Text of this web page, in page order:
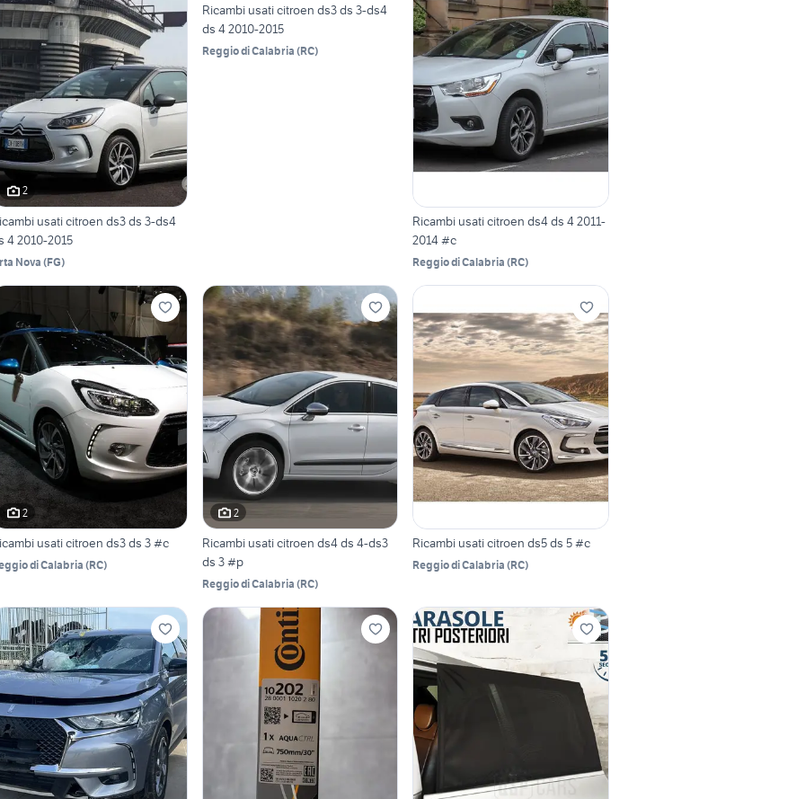
2
usati citroen ds3 ds 3-ds4
4 2010-2015
Nova (FG)
Ricambi usati citroen ds3 ds 3-ds4
ds 4 2010-2015
Reggio di Calabria (RC)
Ricambi usati citroen ds4 ds 4 2011-
2014 #c
Reggio di Calabria (RC)
2
usati citroen ds3 ds 3 #c
di Calabria (RC)
2
Ricambi usati citroen ds4 ds 4-ds3
ds 3 #p
Reggio di Calabria (RC)
Ricambi usati citroen ds5 ds 5 #c
Reggio di Calabria (RC)